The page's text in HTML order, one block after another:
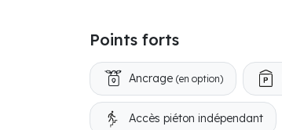
Points forts
Ancrage (en option)
Accès piéton indépendant